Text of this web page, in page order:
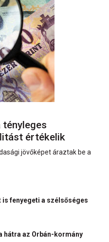
értékelik
jövőképet áraztak be a
fenyegeti a szélsőséges
hátra az Orbán-kormány